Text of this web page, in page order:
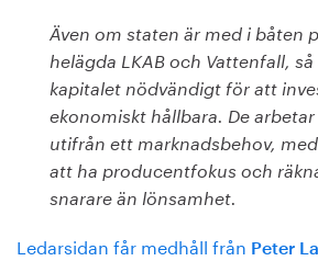
Även om staten är med i båten
helägda LKAB och Vattenfall,
kapitalet nödvändigt för att
ekonomiskt hållbara. De
utifrån ett marknadsbehov,
att ha producentfokus och
snarare än lönsamhet.
Ledarsidan får medhåll från Peter